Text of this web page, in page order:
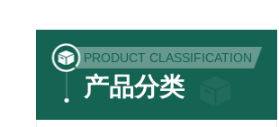
PRODUCT CLASSIFICATION
产品分类